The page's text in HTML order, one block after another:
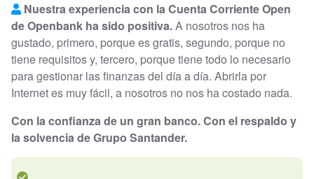
Nuestra experiencia con la Cuenta Corriente Open
de Openbank ha sido positiva.A nosotros nos ha
gustado, primero, porque es gratis, segundo, porque no
tiene requisitos y, tercero, porque tiene todo lo necesario
para gestionar las finanzas del día a día. Abrirla por
Internet es muy fácil, a nosotros no nos ha costado nada.
Con la confianza de un gran banco. Con el respaldo y
la solvencia de Grupo Santander.